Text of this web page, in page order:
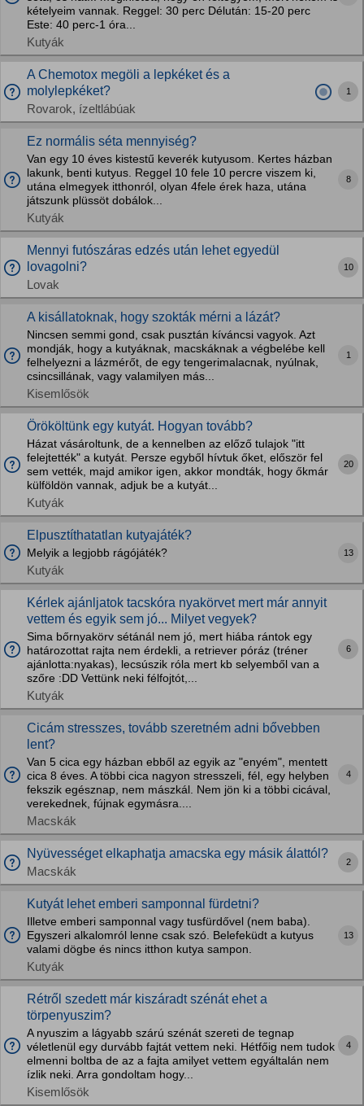
kételyeim vannak. Reggel: 30 perc Délután: 15-20 perc
Este: 40 perc-1 óra...
Kutyák
A Chemotox megöli a lepkéket és a
molylepkéket?
Rovarok, ízeltlábúak
1
Ez normális séta mennyiség?
Van egy 10 éves kistestű keverék kutyusom. Kertes házban
lakunk, benti kutyus. Reggel 10 fele 10 percre viszem ki,
utána elmegyek itthonról, olyan 4fele érek haza, utána
játszunk plüssöt dobálok...
Kutyák
8
Mennyi futószáras edzés után lehet egyedül
lovagolni?
Lovak
10
A kisállatoknak, hogy szokták mérni a lázát?
Nincsen semmi gond, csak pusztán kíváncsi vagyok. Azt
mondják, hogy a kutyáknak, macskáknak a végbelébe kell
felhelyezni a lázmérőt, de egy tengerimalacnak, nyúlnak,
csincsillának, vagy valamilyen más...
Kisemlősök
1
Örököltünk egy kutyát. Hogyan tovább?
Házat vásároltunk, de a kennelben az előző tulajok "itt
felejtették" a kutyát. Persze egyből hívtuk őket, először fel
sem vették, majd amikor igen, akkor mondták, hogy őkmár
külföldön vannak, adjuk be a kutyát...
Kutyák
20
Elpusztíthatatlan kutyajáték?
Melyik a legjobb rágójáték?
Kutyák
13
Kérlek ajánljatok tacskóra nyakörvet mert már annyit
vettem és egyik sem jó... Milyet vegyek?
Sima bőrnyakörv sétánál nem jó, mert hiába rántok egy
határozottat rajta nem érdekli, a retriever póráz (tréner
ajánlotta:nyakas), lecsúszik róla mert kb selyemből van a
szőre :DD Vettünk neki félfojtót,...
Kutyák
6
Cicám stresszes, tovább szeretném adni bővebben
lent?
Van 5 cica egy házban ebből az egyik az "enyém", mentett
cica 8 éves. A többi cica nagyon stresszeli, fél, egy helyben
fekszik egésznap, nem mászkál. Nem jön ki a többi cicával,
verekednek, fújnak egymásra....
Macskák
4
Nyüvességet elkaphatja amacska egy másik álattól?
Macskák
2
Kutyát lehet emberi samponnal fürdetni?
Illetve emberi samponnal vagy tusfürdővel (nem baba).
Egyszeri alkalomról lenne csak szó. Belefeküdt a kutyus
valami dögbe és nincs itthon kutya sampon.
Kutyák
13
Rétről szedett már kiszáradt szénát ehet a
törpenyuszim?
A nyuszim a lágyabb szárú szénát szereti de tegnap
véletlenül egy durvább fajtát vettem neki. Hétfőig nem tudok
elmenni boltba de az a fajta amilyet vettem egyáltalán nem
ízlik neki. Arra gondoltam hogy...
Kisemlősök
4